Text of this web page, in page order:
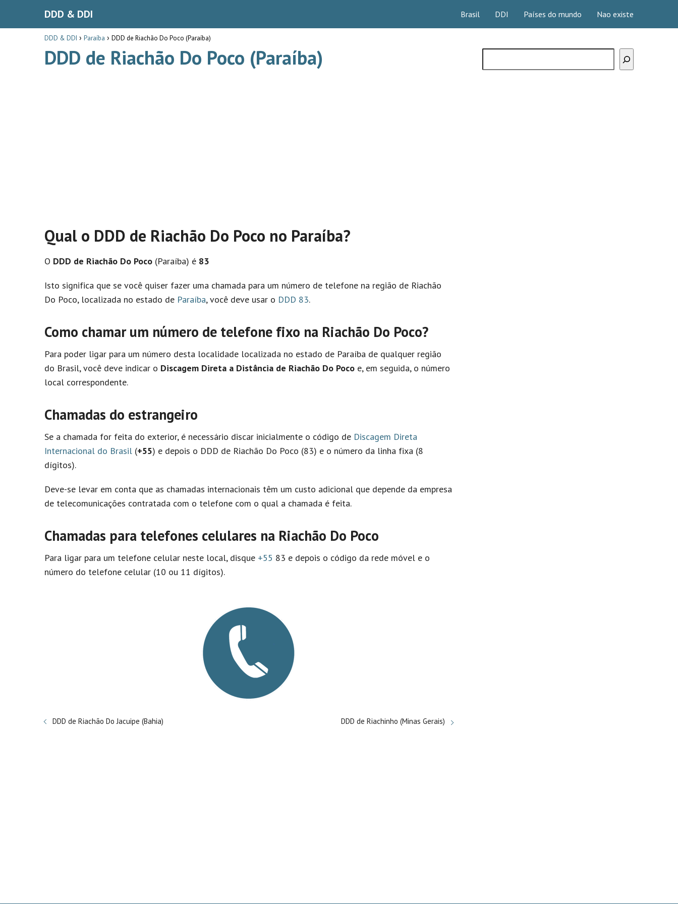
DDD & DDI Brasil DDI Países do mundo Nao existe
DDD & DDI Paraíba DDD de Riachão Do Poco (Paraíba)
DDD de Riachão Do Poco (Paraíba)
Qual o DDD de Riachão Do Poco no Paraíba?
O DDD de Riachão Do Poco (Paraíba) é 83
Isto significa que se você quiser fazer uma chamada para um número de telefone na região de Riachão
Do Poco, localizada no estado de Paraíba, você deve usar o DDD 83.
Como chamar um número de telefone fixo na Riachão Do Poco?
Para poder ligar para um número desta localidade localizada no estado de Paraíba de qualquer região
do Brasil, você deve indicar o Discagem Direta a Distância de Riachão Do Poco e, em seguida, o número
local correspondente.
Chamadas do estrangeiro
Se a chamada for feita do exterior, é necessário discar inicialmente o código de Discagem Direta
Internacional do Brasil (+55) e depois o DDD de Riachão Do Poco (83) e o número da linha fixa (8
dígitos).
Deve-se levar em conta que as chamadas internacionais têm um custo adicional que depende da empresa
de telecomunicações contratada com o telefone com o qual a chamada é feita.
Chamadas para telefones celulares na Riachão Do Poco
Para ligar para um telefone celular neste local, disque +55 83 e depois o código da rede móvel e o
número do telefone celular (10 ou 11 dígitos).
DDD de Riachão Do Jacuipe (Bahia) DDD de Riachinho (Minas Gerais)